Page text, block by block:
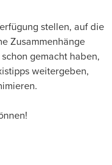
stellen, auf die
Zusammenhänge
gemacht haben,
weitergeben,